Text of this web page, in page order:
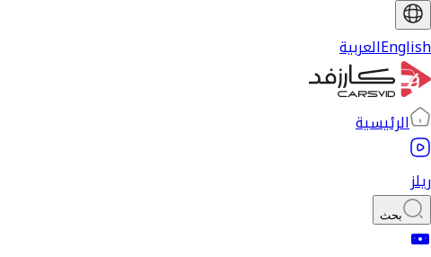
Englishالعربية
الرئيسية
ريلز
بحث